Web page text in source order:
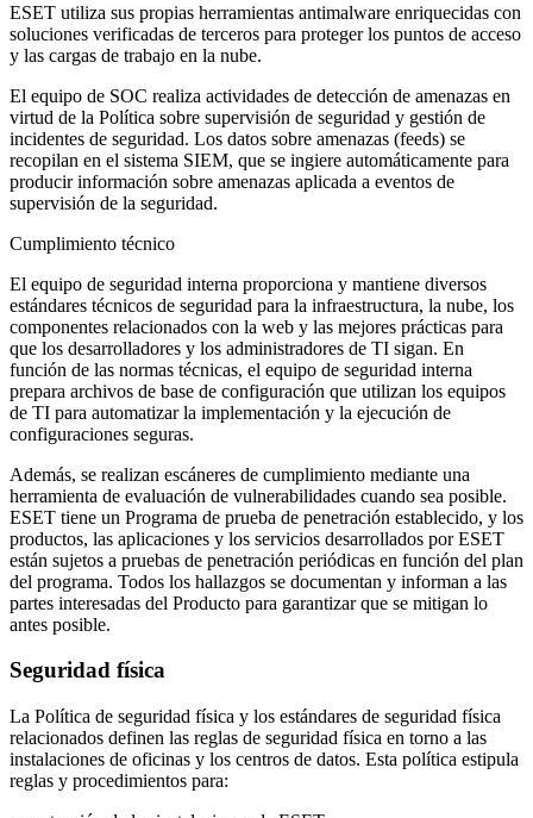
ESET utiliza sus propias herramientas antimalware enriquecidas con
soluciones verificadas de terceros para proteger los puntos de acceso
y las cargas de trabajo en la nube.
El equipo de SOC realiza actividades de detección de amenazas en
virtud de la Política sobre supervisión de seguridad y gestión de
incidentes de seguridad. Los datos sobre amenazas (feeds) se
recopilan en el sistema SIEM, que se ingiere automáticamente para
producir información sobre amenazas aplicada a eventos de
supervisión de la seguridad.
Cumplimiento técnico
El equipo de seguridad interna proporciona y mantiene diversos
estándares técnicos de seguridad para la infraestructura, la nube, los
componentes relacionados con la web y las mejores prácticas para
que los desarrolladores y los administradores de TI sigan. En
función de las normas técnicas, el equipo de seguridad interna
prepara archivos de base de configuración que utilizan los equipos
de TI para automatizar la implementación y la ejecución de
configuraciones seguras.
Además, se realizan escáneres de cumplimiento mediante una
herramienta de evaluación de vulnerabilidades cuando sea posible.
ESET tiene un Programa de prueba de penetración establecido, y los
productos, las aplicaciones y los servicios desarrollados por ESET
están sujetos a pruebas de penetración periódicas en función del plan
del programa. Todos los hallazgos se documentan y informan a las
partes interesadas del Producto para garantizar que se mitigan lo
antes posible.
Seguridad física
La Política de seguridad física y los estándares de seguridad física
relacionados definen las reglas de seguridad física en torno a las
instalaciones de oficinas y los centros de datos. Esta política estipula
reglas y procedimientos para: